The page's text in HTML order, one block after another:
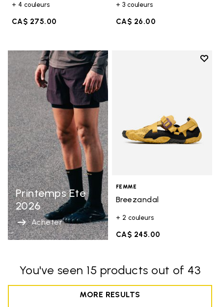
+ 4 couleurs
CA$ 275.00
+ 3 couleurs
CA$ 26.00
Printemps Ete
2026
Acheter
Add
FEMME
Breezandal
+ 2 couleurs
CA$ 245.00
You've seen 15 products out of 43
MORE RESULTS